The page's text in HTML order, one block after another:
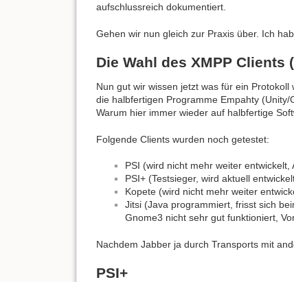
aufschlussreich dokumentiert.
Gehen wir nun gleich zur Praxis über. Ich
Die Wahl des XMPP Clients
Nun gut wir wissen jetzt was für ein
die halbfertigen Programme Empahty
Warum hier immer wieder auf halbfertige
Folgende Clients wurden noch getestet:
PSI (wird nicht mehr weiter
PSI+ (Testsieger, wird aktuell
Kopete (wird nicht mehr weiter
Jitsi (Java programmiert, frisst sich
Gnome3 nicht sehr gut funktioniert,
Nachdem Jabber ja durch Transports mit
PSI+